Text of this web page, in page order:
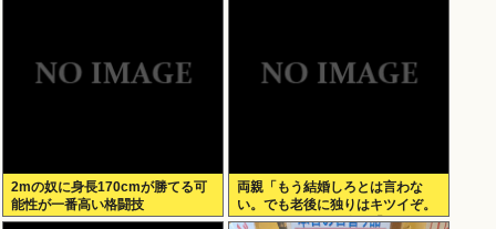
2mの奴に身長170cmが勝てる可
能性が一番高い格闘技
両親「もう結婚しろとは言わな
い。でも老後に独りはキツイぞ。
どうするんだ？」俺ら「…」